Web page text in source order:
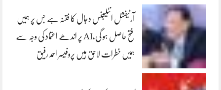
آرٹیفشل انٹلیجنس دجال کا فتنہ ہے جس پر ہمیں
فتح حاصل ہو گی،AI پر اندھے اعتماد کی وجہ سے
ہمیں خطرات لاحق ہیں پروفیسر احمد رفیق